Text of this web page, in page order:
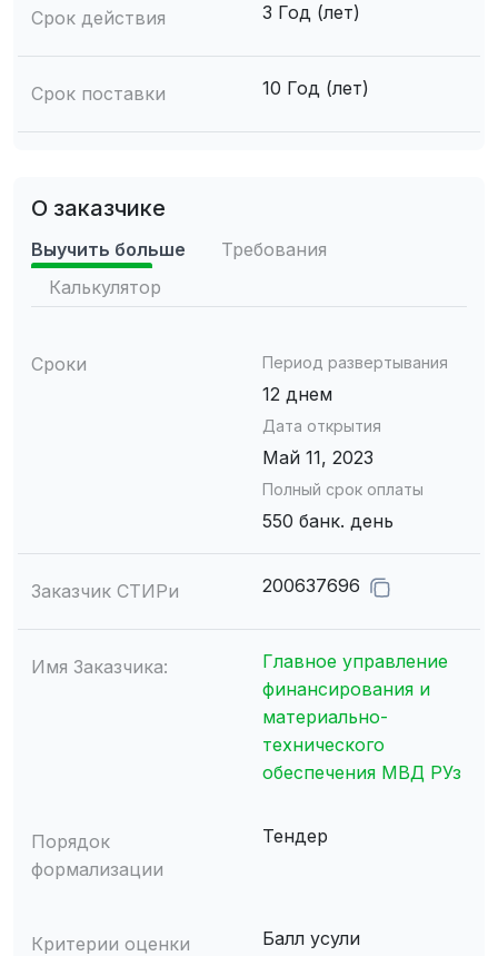
Срок действия 3 Год (лет)
Срок поставки 10 Год (лет)
О заказчике
Выучить больше
Требования
Калькулятор
Сроки Период развертывания
12 днем
Дата открытия
Май 11, 2023
Полный срок оплаты
550 банк. день
Заказчик СТИРи 200637696
Имя Заказчика:
Главное управление
финансирования и
материально-
технического
обеспечения МВД РУз
Порядок
формализации
Тендер
Критерии оценки
Балл усули